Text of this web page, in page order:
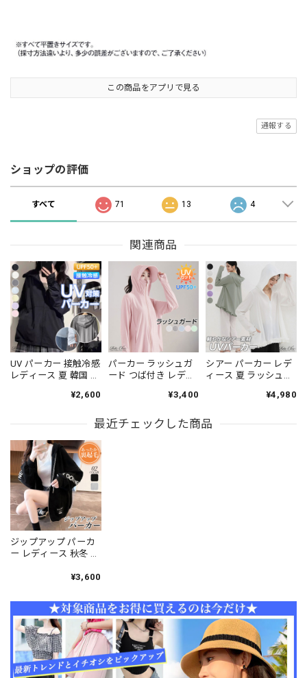
この商品をアプリで見る
通報する
ショップの評価
すべて 71 13 4
関連商品
UV パーカー 接触冷感
レディース 夏 韓国 羽
おしゃれ ゆったり オ
対策 日焼け防止 薄手
ター サマー カーディ
ガン 大人可愛い 大人
女子 [LS-CFT118]
¥2,600
パーカー ラッシュガ
ード つば付き レディ
UV対策 冷感 UPF50+
アル おしゃれ 薄手 軽
¥3,400
シアー パーカー レデ
ィース 夏 ラッシュガ
ル 指穴 ジップ 長袖
ー 日よけ 冷房対策 韓
¥4,980
最近チェックした商品
ジップアップ パーカ
ー レディース 秋冬 裏
わいい 韓国 ストリー
パーカー ライトアウ
ター 体型カバー 大人
可愛い 大人女子 [LW-
CET009]
¥3,600